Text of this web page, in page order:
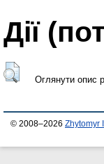
Дії
Оглянути опис
© 2008–2026 Zhytomyr